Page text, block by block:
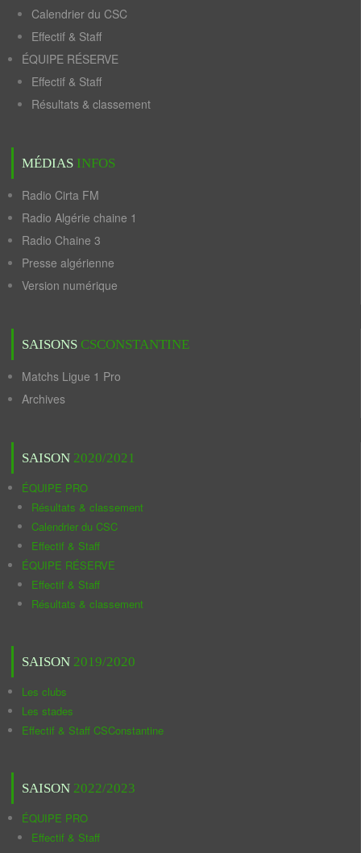
Calendrier du CSC
Effectif & Staff
ÉQUIPE RÉSERVE
Effectif & Staff
Résultats & classement
MÉDIAS INFOS
Radio Cirta FM
Radio Algérie chaine 1
Radio Chaine 3
Presse algérienne
Version numérique
SAISONS CSCONSTANTINE
Matchs Ligue 1 Pro
Archives
SAISON 2020/2021
ÉQUIPE PRO
Résultats & classement
Calendrier du CSC
Effectif & Staff
ÉQUIPE RÉSERVE
Effectif & Staff
Résultats & classement
SAISON 2019/2020
Les clubs
Les stades
Effectif & Staff CSConstantine
SAISON 2022/2023
ÉQUIPE PRO
Effectif & Staff